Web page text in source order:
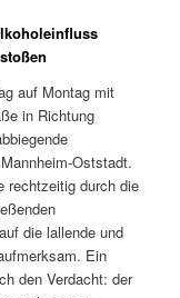
auf Montag mit
in Richtung
Oststadt.
rechtzeitig durch die
die lallende und
Ein
den Verdacht: der